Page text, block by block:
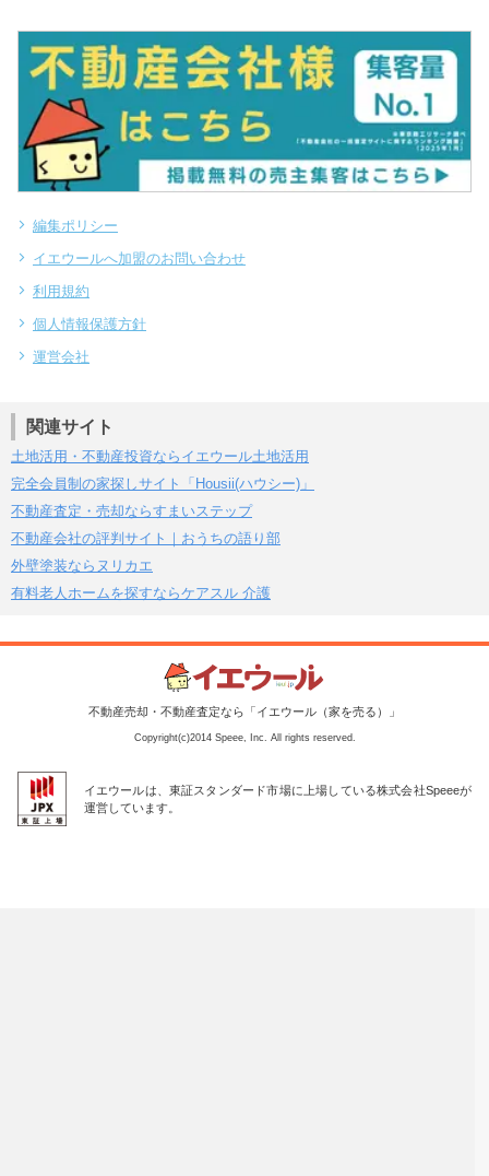
編集ポリシー
イエウールへ加盟のお問い合わせ
利用規約
個人情報保護方針
運営会社
関連サイト
土地活用・不動産投資ならイエウール土地活用
完全会員制の家探しサイト「Housii(ハウシー)」
不動産査定・売却ならすまいステップ
不動産会社の評判サイト｜おうちの語り部
外壁塗装ならヌリカエ
有料老人ホームを探すならケアスル 介護
不動産売却・不動産査定なら「イエウール（家を売る）」
Copyright(c)2014 Speee, Inc. All rights reserved.
イエウールは、東証スタンダード市場に上場している株式会社Speeeが
運営しています。